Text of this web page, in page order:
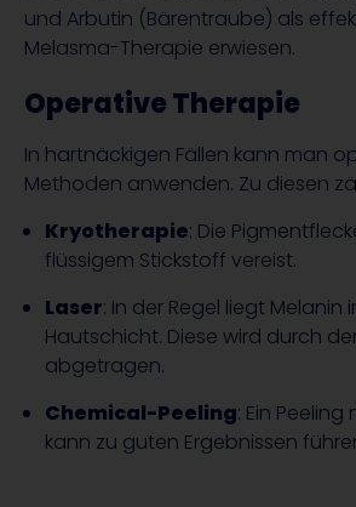
und Arbutin (Bärentraube) als
Melasma-Therapie erwiesen.
Operative Therapie
In hartnäckigen Fällen kann man
Methoden anwenden. Zu diesen
Kryotherapie: Die
flüssigem Stickstoff vereist.
Laser: In der Regel liegt Melanin
Hautschicht. Diese wird durch
abgetragen.
Chemical-Peeling: Ein
kann zu guten Ergebnissen